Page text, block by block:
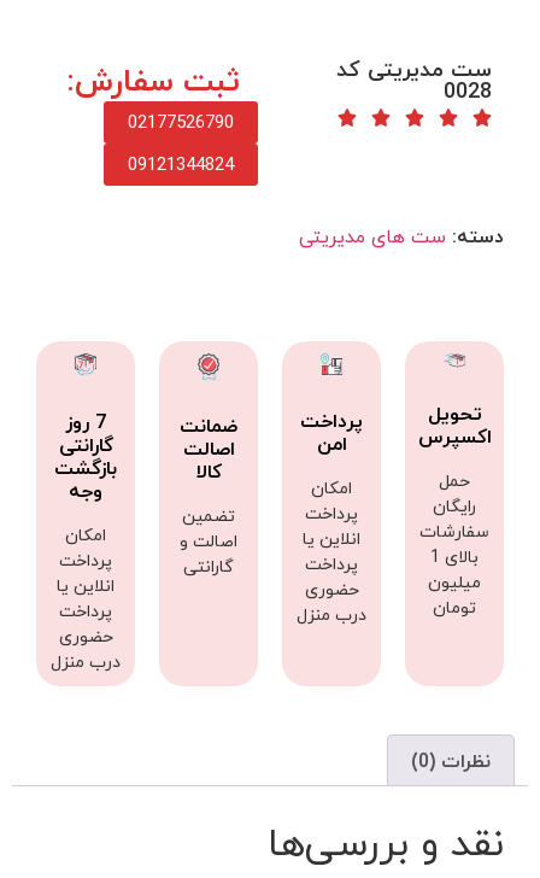
ست مدیریتی کد
0028 ثبت سفارش:
02177526790
09121344824
دسته: ست های مدیریتی
تحویل
اکسپرس
حمل
رایگان
سفارشات
بالای 1
میلیون
تومان
پرداخت
امن
امکان
پرداخت
انلاین یا
پرداخت
حضوری
درب منزل
ضمانت
اصالت
کالا
تضمین
اصالت و
گارانتی
7 روز
گارانتی
بازگشت
وجه
امکان
پرداخت
انلاین یا
پرداخت
حضوری
درب منزل
نظرات (0)
نقد و بررسی‌ها